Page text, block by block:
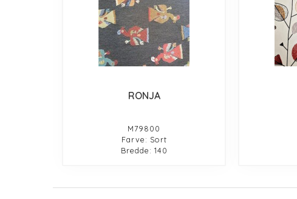
RONJA
M79800
Farve: Sort
Bredde: 140